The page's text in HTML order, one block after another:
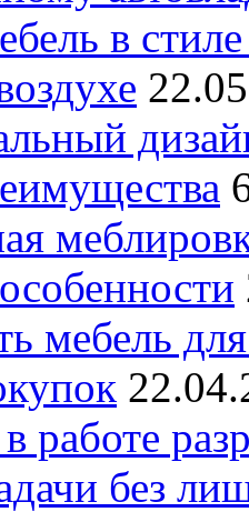
в
мебель
работе
без